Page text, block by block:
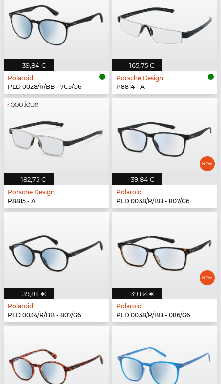
39,84 €
Polaroid
PLD 0028/R/BB - 7C5/G6
165,75 €
Porsche Design
P8814 - A
182,75 €
Porsche Design
P8815 - A
39,84 €
Polaroid
PLD 0038/R/BB - 807/G6
39,84 €
Polaroid
PLD 0034/R/BB - 807/G6
39,84 €
Polaroid
PLD 0038/R/BB - 086/G6